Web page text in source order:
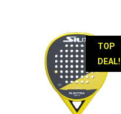
€ 349,95.€ 177,95.
TOP
DEAL!